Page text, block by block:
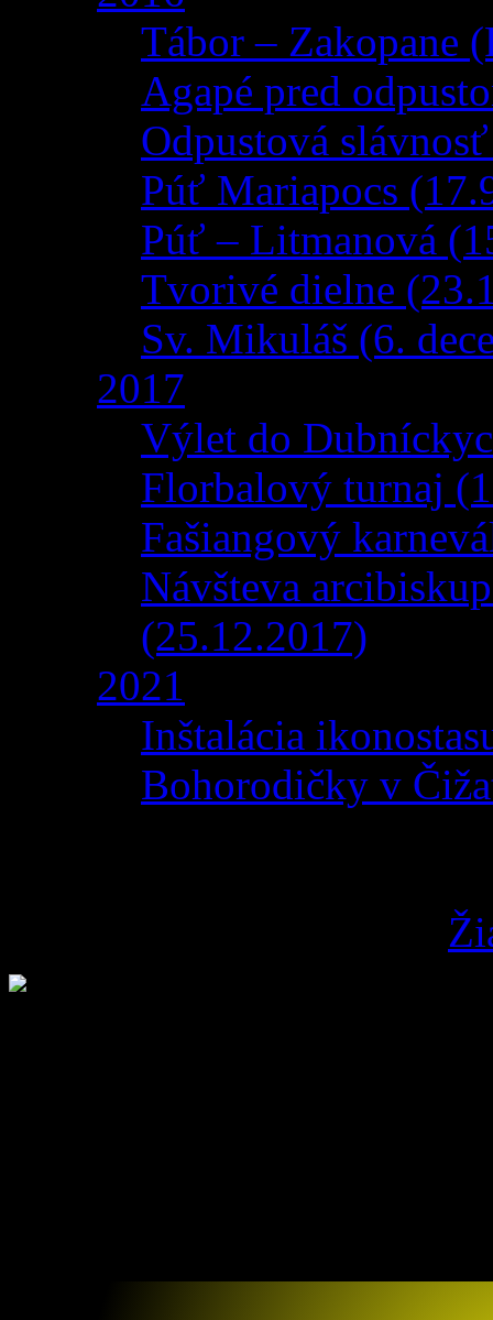
Tábor – Zakopane
Agapé pred
Odpustová
Púť Mariapocs
Púť – Litmanová
Tvorivé dielne
Sv. Mikuláš (6.
2017
Výlet do
Florbalový turnaj
Fašiangový
Návšteva
(25.12.2017)
2021
Inštalácia
Bohorodičky v